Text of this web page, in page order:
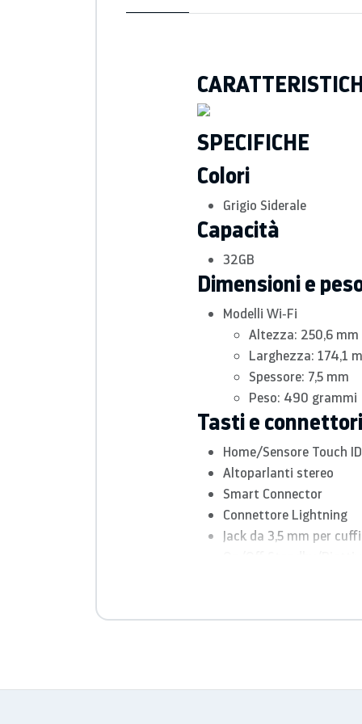
SPECIFICHE
Colori
Grigio Siderale
Capacità
32GB
Dimensioni e
Modelli Wi‑Fi
Altezza: 250,6 mm
Larghezza: 174,1
Spessore: 7,5 mm
Peso: 490 grammi
Tasti e connettori
Home/Sensore Touch ID
Altopar­lanti stereo
Smart Connector
Connettore Lightning
Jack da 3,5 mm per
Due microfoni
Multi-Touch